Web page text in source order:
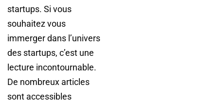
startups. Si vous
souhaitez vous
immerger dans l’univers
des startups, c’est une
lecture incontournable.
De nombreux articles
sont accessibles